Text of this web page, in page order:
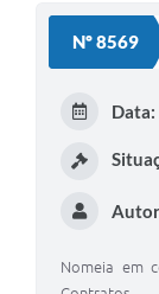
Nº 8569
Data:
Nomeia em